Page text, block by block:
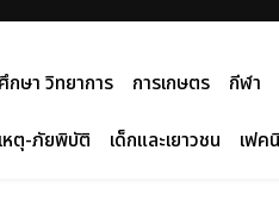
กษา วิทยาการ การเกษตร กีฬา
หตุ-ภัยพิบัติ เด็กและเยาวชน เฟค